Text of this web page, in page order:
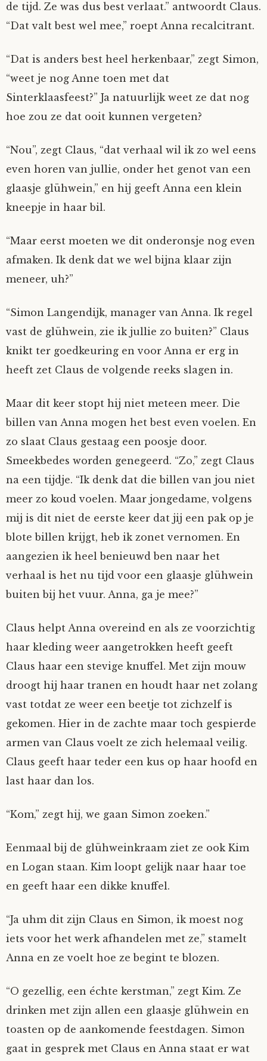
de tijd. Ze was dus best verlaat.” antwoordt Claus.
“Dat valt best wel mee,” roept Anna recalcitrant.
“Dat is anders best heel herkenbaar,” zegt Simon,
“weet je nog Anne toen met dat
Sinterklaasfeest?” Ja natuurlijk weet ze dat nog
hoe zou ze dat ooit kunnen vergeten?
“Nou”, zegt Claus, “dat verhaal wil ik zo wel eens
even horen van jullie, onder het genot van een
glaasje glühwein,” en hij geeft Anna een klein
kneepje in haar bil.
“Maar eerst moeten we dit onderonsje nog even
afmaken. Ik denk dat we wel bijna klaar zijn
meneer, uh?”
“Simon Langendijk, manager van Anna. Ik regel
vast de glühwein, zie ik jullie zo buiten?” Claus
knikt ter goedkeuring en voor Anna er erg in
heeft zet Claus de volgende reeks slagen in.
Maar dit keer stopt hij niet meteen meer. Die
billen van Anna mogen het best even voelen. En
zo slaat Claus gestaag een poosje door.
Smeekbedes worden genegeerd. “Zo,” zegt Claus
na een tijdje. “Ik denk dat die billen van jou niet
meer zo koud voelen. Maar jongedame, volgens
mij is dit niet de eerste keer dat jij een pak op je
blote billen krijgt, heb ik zonet vernomen. En
aangezien ik heel benieuwd ben naar het
verhaal is het nu tijd voor een glaasje glühwein
buiten bij het vuur. Anna, ga je mee?”
Claus helpt Anna overeind en als ze voorzichtig
haar kleding weer aangetrokken heeft geeft
Claus haar een stevige knuffel. Met zijn mouw
droogt hij haar tranen en houdt haar net zolang
vast totdat ze weer een beetje tot zichzelf is
gekomen. Hier in de zachte maar toch gespierde
armen van Claus voelt ze zich helemaal veilig.
Claus geeft haar teder een kus op haar hoofd en
last haar dan los.
“Kom,” zegt hij, we gaan Simon zoeken.”
Eenmaal bij de glühweinkraam ziet ze ook Kim
en Logan staan. Kim loopt gelijk naar haar toe
en geeft haar een dikke knuffel.
“Ja uhm dit zijn Claus en Simon, ik moest nog
iets voor het werk afhandelen met ze,” stamelt
Anna en ze voelt hoe ze begint te blozen.
“O gezellig, een échte kerstman,” zegt Kim. Ze
drinken met zijn allen een glaasje glühwein en
toasten op de aankomende feestdagen. Simon
gaat in gesprek met Claus en Anna staat er wat